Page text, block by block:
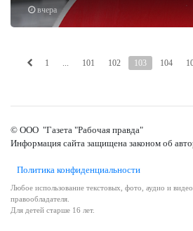
вчера
1 ... 101 102 103 104
© ООО "Газета "Рабочая правда"
Информация сайта защищена законом об
Политика конфиденциальности
Любое использование текстовых, фото, аудио и
правообладателя.
Для детей старше 16 лет.